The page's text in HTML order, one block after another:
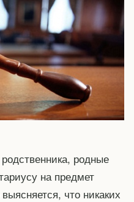
родные
на предмет
что никаких